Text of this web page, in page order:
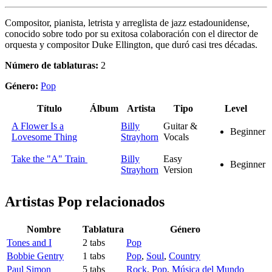
Compositor, pianista, letrista y arreglista de jazz estadounidense,
conocido sobre todo por su exitosa colaboración con el director de
orquesta y compositor Duke Ellington, que duró casi tres décadas.
Número de tablaturas: 2
Género: Pop
Título Álbum Artista Tipo
Level
A Flower Is a
Lovesome Thing
Billy
Strayhorn
Guitar &
Vocals
Beginner
Take the "A" Train
Billy
Strayhorn
Easy
Version
Beginner
Artistas Pop relacionados
Nombre Tablatura
Género
Tones and I
2 tabs
Pop
Bobbie Gentry
1 tabs Pop, Soul, Country
Paul Simon
5 tabs Rock, Pop, Música del Mundo